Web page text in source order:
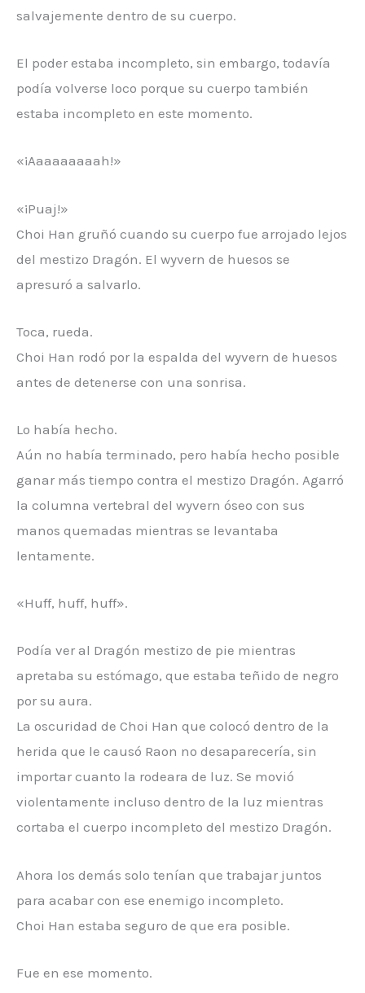
salvajemente dentro de su cuerpo.
El poder estaba incompleto, sin embargo, todavía
podía volverse loco porque su cuerpo también
estaba incompleto en este momento.
«¡Aaaaaaaaah!»
«¡Puaj!»
Choi Han gruñó cuando su cuerpo fue arrojado lejos
del mestizo Dragón. El wyvern de huesos se
apresuró a salvarlo.
Toca, rueda.
Choi Han rodó por la espalda del wyvern de huesos
antes de detenerse con una sonrisa.
Lo había hecho.
Aún no había terminado, pero había hecho posible
ganar más tiempo contra el mestizo Dragón. Agarró
la columna vertebral del wyvern óseo con sus
manos quemadas mientras se levantaba
lentamente.
«Huff, huff, huff».
Podía ver al Dragón mestizo de pie mientras
apretaba su estómago, que estaba teñido de negro
por su aura.
La oscuridad de Choi Han que colocó dentro de la
herida que le causó Raon no desaparecería, sin
importar cuanto la rodeara de luz. Se movió
violentamente incluso dentro de la luz mientras
cortaba el cuerpo incompleto del mestizo Dragón.
Ahora los demás solo tenían que trabajar juntos
para acabar con ese enemigo incompleto.
Choi Han estaba seguro de que era posible.
Fue en ese momento.